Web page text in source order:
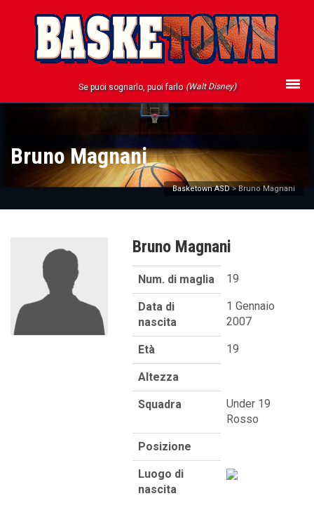
Se puoi sognarlo, puoi farlo (Walt Disney)
Bruno Magnani
Basketown ASD>Bruno Magnani
Bruno Magnani
Num. di maglia 19
Data di
nascita
1 Gennaio
2007
Età 19
Altezza
Squadra
Under 19
Rosso
Posizione
Luogo di
nascita